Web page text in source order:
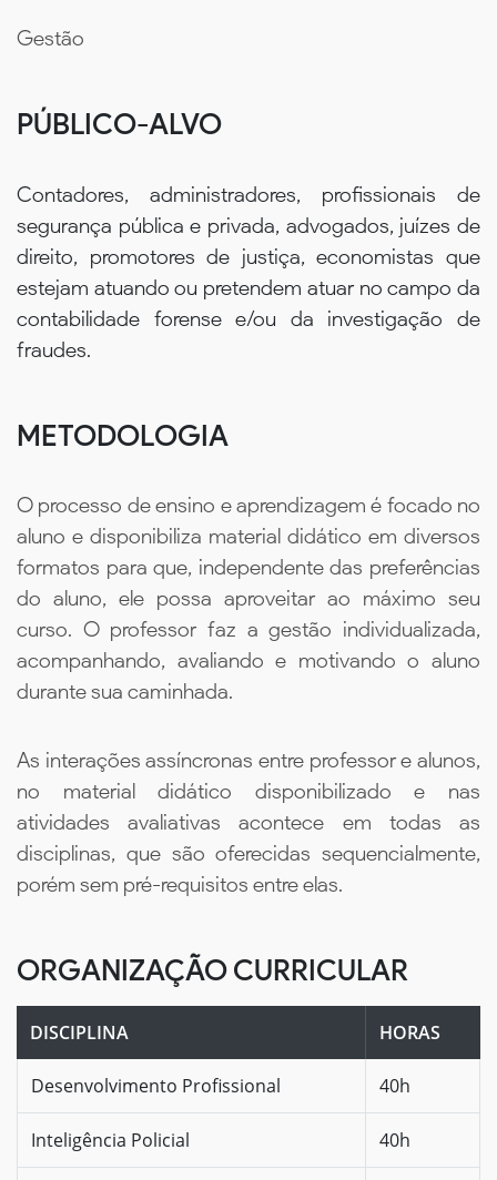
Gestão
PÚBLICO-ALVO
Contadores, administradores, profissionais de
segurança pública e privada, advogados, juízes de
direito, promotores de justiça, economistas que
estejam atuando ou pretendem atuar no campo da
contabilidade forense e/ou da investigação de
fraudes.
METODOLOGIA
O processo de ensino e aprendizagem é focado no
aluno e disponibiliza material didático em diversos
formatos para que, independente das preferências
do aluno, ele possa aproveitar ao máximo seu
curso. O professor faz a gestão individualizada,
acompanhando, avaliando e motivando o aluno
durante sua caminhada.
As interações assíncronas entre professor e alunos,
no material didático disponibilizado e nas
atividades avaliativas acontece em todas as
disciplinas, que são oferecidas sequencialmente,
porém sem pré-requisitos entre elas.
ORGANIZAÇÃO CURRICULAR
DISCIPLINA HORAS
Desenvolvimento Profissional 40h
Inteligência Policial 40h